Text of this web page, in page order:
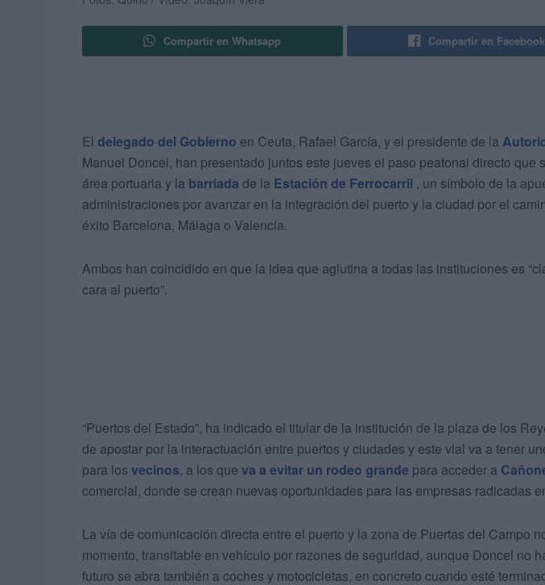
Compartir en Whatsapp Compartir en Facebook
El delegado del Gobierno en Ceuta, Rafael García, y el presidente de la
Manuel Doncel, han presentado juntos este jueves el paso peatonal directo que
área portuaria y la barriada de la Estación de Ferrocarril , un símbolo de la
administraciones por avanzar en la integración del puerto y la ciudad por el
éxito Barcelona, Málaga o Valencia.
Ambos han coincidido en que la idea que aglutina a todas las instituciones es
cara al puerto”.
“Puertos del Estado”, ha indicado el titular de la institución de la plaza de los
de apostar por la interactuación entre puertos y ciudades y este vial va a tener
para los vecinos, a los que va a evitar un rodeo grande para acceder a
comercial, donde se crean nuevas oportunidades para las empresas radicadas
La vía de comunicación directa entre el puerto y la zona de Puertas del Campo
momento, transitable en vehículo por razones de seguridad, aunque Doncel no
futuro se abra también a coches y motocicletas, en concreto cuando esté